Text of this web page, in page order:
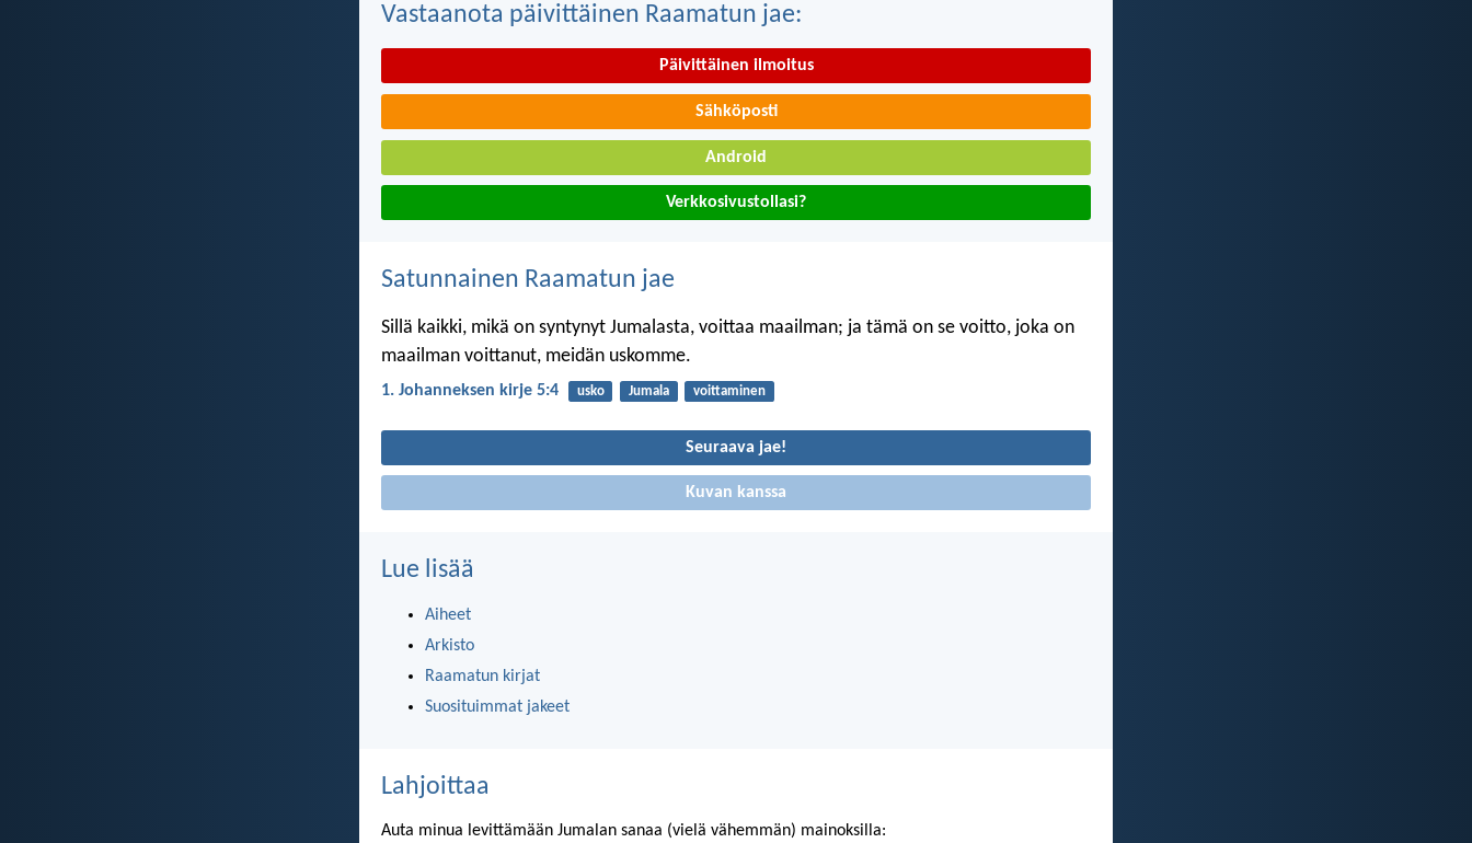
Vastaanota päivittäinen Raamatun jae:
Päivittäinen ilmoitus
Sähköposti
Android
Verkkosivustollasi?
Satunnainen Raamatun jae
Sillä kaikki, mikä on syntynyt Jumalasta, voittaa maailman; ja tämä on se voitto, joka on
maailman voittanut, meidän uskomme.
1. Johanneksen kirje 5:4 usko Jumala voittaminen
Seuraava jae!
Kuvan kanssa
Lue lisää
Aiheet
Arkisto
Raamatun kirjat
Suosituimmat jakeet
Lahjoittaa
Auta minua levittämään Jumalan sanaa (vielä vähemmän) mainoksilla: